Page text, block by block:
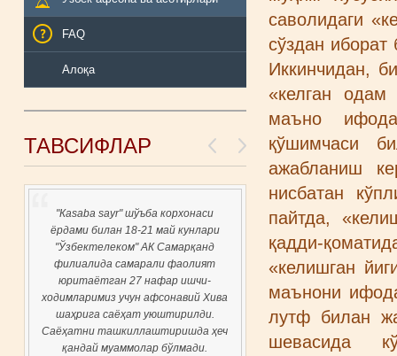
FAQ
Алоқа
ТАВСИФЛАР
ZO'R MA'LUMOTLAR, HAMMASI
QIZIQARLI RAHMAT KATTAKON
саволидаги
сўздан
Иккинчидан,
«келган одам
маъно
қўшимчаси
ажабланиш
нисбатан
пайтда,
қадди-
«келишган
маънони
лутф билан
шевасида